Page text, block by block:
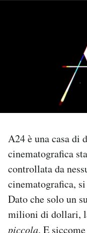
NEWSLETTER
SHOP
CALENDARIO
AREA PERSONALE
A24 è una casa di
cinematografica
controllata da
cinematografica,
Dato che solo un
milioni di dollari,
piccola. E